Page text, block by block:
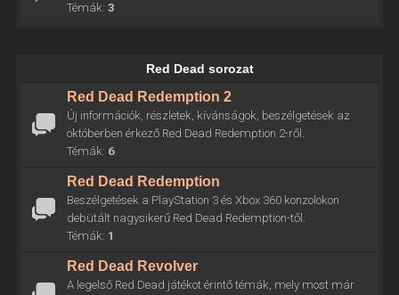
Témák: 3
Red Dead sorozat
Red Dead Redemption 2
Új információk, részletek, kívánságok, beszélgetések az
októberben érkező Red Dead Redemption 2-ről.
Témák: 6
Red Dead Redemption
Beszélgetések a PlayStation 3 és Xbox 360 konzolokon
debütált nagysikerű Red Dead Redemption-től.
Témák: 1
Red Dead Revolver
A legelső Red Dead játékot érintő témák, mely most már